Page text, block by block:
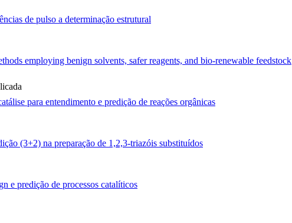
de pulso a determinação estrutural
employing benign solvents, safer reagents, and bio-renewable feedstock
para entendimento e predição de reações orgânicas
(3+2) na preparação de 1,2,3-triazóis substituídos
e predição de processos catalíticos